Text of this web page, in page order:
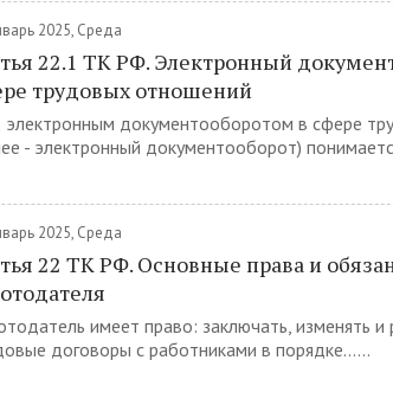
2025, Среда
22.1 ТК РФ. Электронный
трудовых отношений
документооборотом в сфере
- электронный документооборот)
2025, Среда
22 ТК РФ. Основные права и
имеет право: заключать, изменять и
договоры с работниками в порядке......